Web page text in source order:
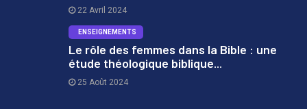
22 Avril 2024
ENSEIGNEMENTS
Le rôle des femmes dans la Bible : une
étude théologique biblique...
25 Août 2024